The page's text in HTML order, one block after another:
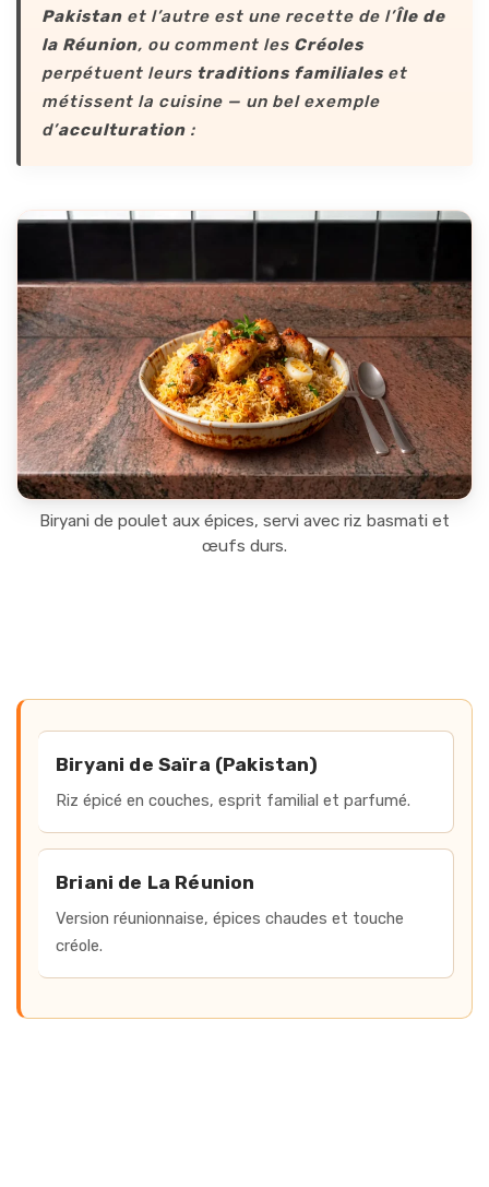
Pakistan et l’autre est une recette de l’Île de
la Réunion, ou comment les Créoles
perpétuent leurs traditions familiales et
métissent la cuisine — un bel exemple
d’acculturation :
Biryani de poulet aux épices, servi avec riz basmati et
œufs durs.
Accès rapide aux recettes
Biryani de Saïra (Pakistan)
Riz épicé en couches, esprit familial et parfumé.
Briani de La Réunion
Version réunionnaise, épices chaudes et touche
créole.